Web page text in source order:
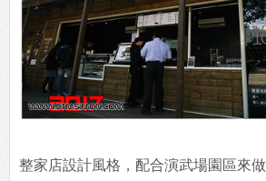
整家店設計風格，配合演武場園區來